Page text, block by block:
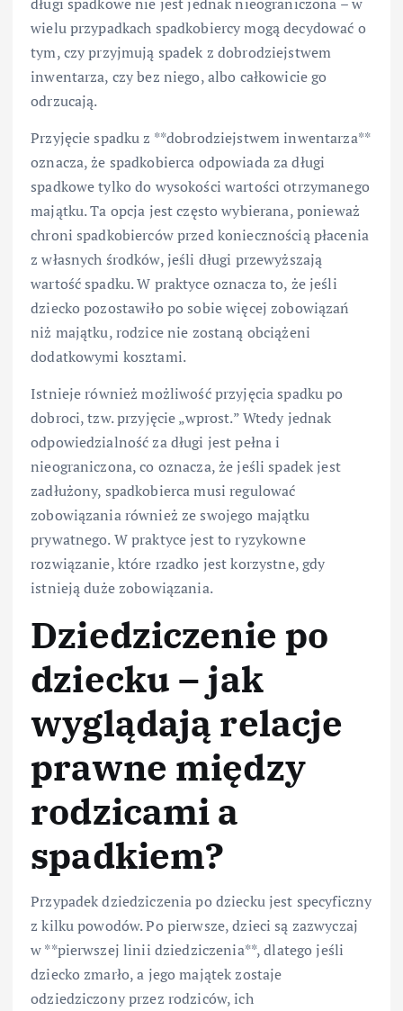
wielu przypadkach spadkobiercy mogą decydować o
tym, czy przyjmują spadek z dobrodziejstwem
inwentarza, czy bez niego, albo całkowicie go
odrzucają.
Przyjęcie spadku z **dobrodziejstwem inwentarza**
oznacza, że spadkobierca odpowiada za długi
spadkowe tylko do wysokości wartości otrzymanego
majątku. Ta opcja jest często wybierana, ponieważ
chroni spadkobierców przed koniecznością płacenia
z własnych środków, jeśli długi przewyższają
wartość spadku. W praktyce oznacza to, że jeśli
dziecko pozostawiło po sobie więcej zobowiązań
niż majątku, rodzice nie zostaną obciążeni
dodatkowymi kosztami.
Istnieje również możliwość przyjęcia spadku po
dobroci, tzw. przyjęcie „wprost.” Wtedy jednak
odpowiedzialność za długi jest pełna i
nieograniczona, co oznacza, że jeśli spadek jest
zadłużony, spadkobierca musi regulować
zobowiązania również ze swojego majątku
prywatnego. W praktyce jest to ryzykowne
rozwiązanie, które rzadko jest korzystne, gdy
istnieją duże zobowiązania.
Dziedziczenie po
dziecku – jak
wyglądają relacje
prawne między
rodzicami a
spadkiem?
Przypadek dziedziczenia po dziecku jest specyficzny
z kilku powodów. Po pierwsze, dzieci są zazwyczaj
w **pierwszej linii dziedziczenia**, dlatego jeśli
dziecko zmarło, a jego majątek zostaje
odziedziczony przez rodziców, ich